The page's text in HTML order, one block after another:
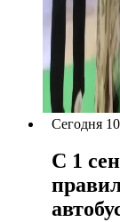
Сегодня
С 1